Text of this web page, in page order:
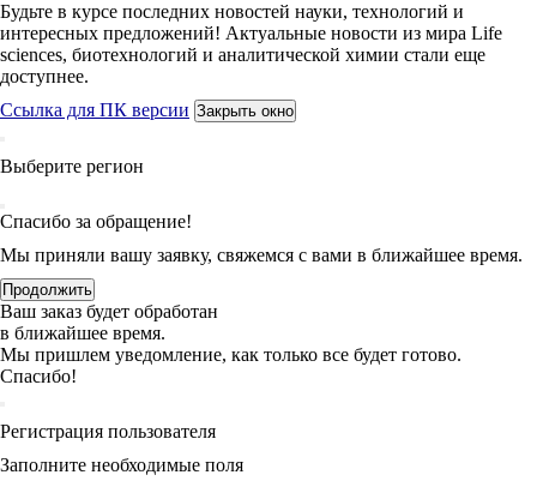
Будьте в курсе последних новостей науки, технологий и
интересных предложений! Актуальные новости из мира Life
sciences, биотехнологий и аналитической химии стали еще
доступнее.
Ссылка для ПК версии Закрыть окно
Выберите регион
Спасибо за обращение!
Мы приняли вашу заявку, свяжемся с вами в ближайшее время.
Продолжить
Ваш заказ будет обработан
в ближайшее время.
Мы пришлем уведомление, как только все будет готово.
Спасибо!
Регистрация пользователя
Заполните необходимые поля